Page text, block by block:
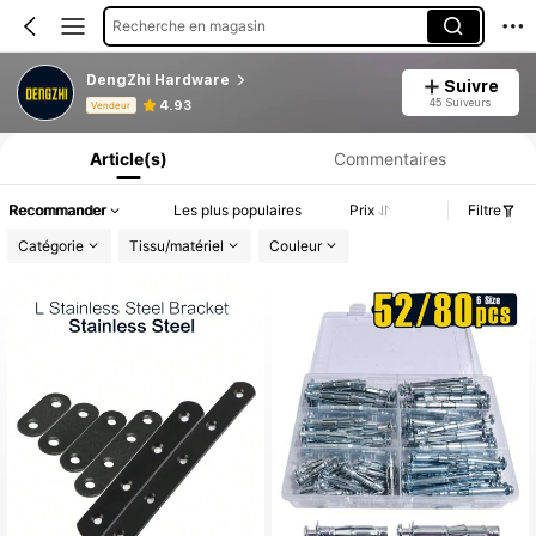
Recherche en magasin
DengZhi Hardware
Vendeur 4.93
Suivre
45 Suiveurs
Informations produit : Divulgation des prix, détails sur les ventes et le stock.
Article(s) Commentaires
Recommander Les plus populaires Prix
Filtre
Catégorie
Tissu/matériel Couleur